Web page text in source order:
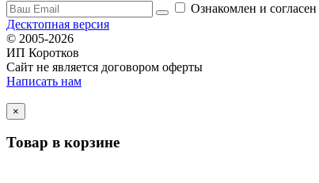
Ознакомлен и согласен
Десктопная версия
© 2005-2026
ИП Коротков
Сайт не является договором оферты
Написать нам
×
Товар в корзине